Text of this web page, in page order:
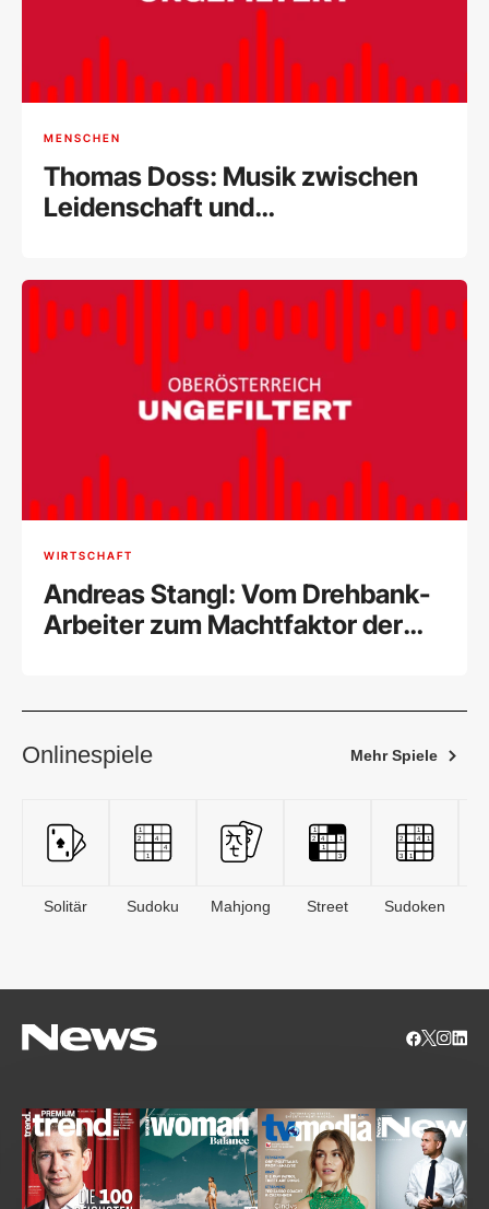
MENSCHEN
Thomas Doss: Musik zwischen
Leidenschaft und
WIRTSCHAFT
Andreas Stangl: Vom Drehbank-
Arbeiter zum Machtfaktor der
Onlinespiele Mehr Spiele
Solitär Sudoku Mahjong Street Sudoken